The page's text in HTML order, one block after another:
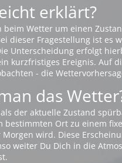
erklärt?
beim Wetter um einen
dieser Fragestellung ist
Unterscheidung erfolgt
kurzfristiges Ereignis. Auf
- die
das
der aktuelle Zustand
bestimmten Ort zu einem
Morgen wird. Diese
weiter Du Dich in die